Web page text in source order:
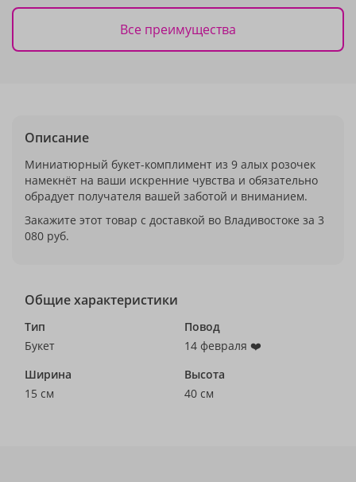
Все преимущества
Описание
Миниатюрный букет-комплимент из 9 алых розочек
намекнёт на ваши искренние чувства и обязательно
обрадует получателя вашей заботой и вниманием.
Закажите этот товар с доставкой во Владивостоке за 3
080 руб.
Общие характеристики
Тип
Букет
Повод
14 февраля ❤️
Ширина
15 см
Высота
40 см